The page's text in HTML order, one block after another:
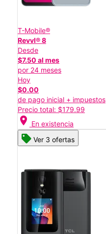
T-Mobile®
Revvl® 8
Desde
$7.50 al mes
por 24 meses
Hoy
$0.00
de pago inicial + impuestos
Precio total: $179.99
location_on En existencia
Ver 3 ofertas